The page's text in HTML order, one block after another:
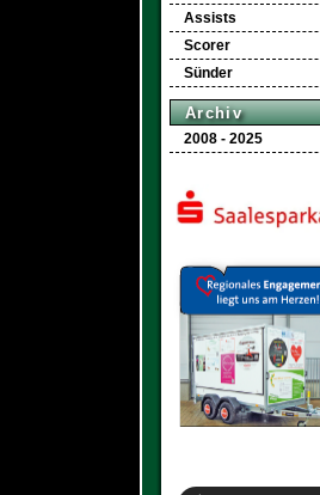
Assists
Scorer
Sünder
Archiv
2008 - 2025